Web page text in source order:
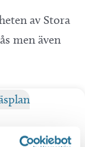
av Stora
men även